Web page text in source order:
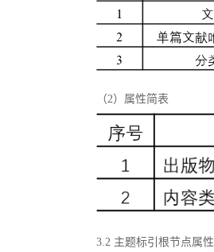
（2）属性简表
3.2 主题标引根节点属性